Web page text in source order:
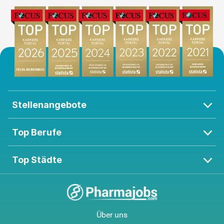
Stellenangebote
Top Berufe
Top Städte
Über uns